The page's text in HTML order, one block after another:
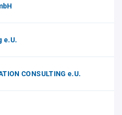
e.U.
CONSULTING e.U.